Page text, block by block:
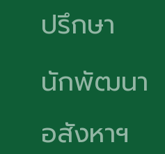
ปรึกษา
นักพัฒนา
อสังหาฯ